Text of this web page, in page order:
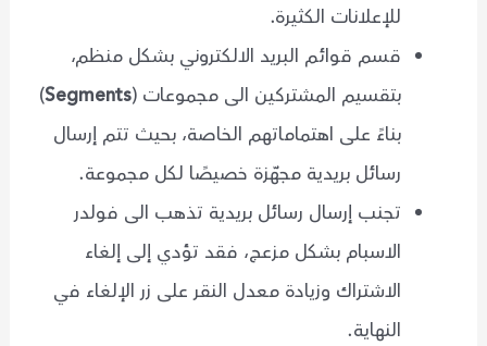
للإعلانات الكثيرة.
قسم قوائم البريد الالكتروني بشكل منظم،
بتقسيم المشتركين الى مجموعات (Segments
)
بناءً على اهتماماتهم الخاصة، بحيث تتم إرسال
رسائل بريدية مجهّزة خصيصًا لكل مجموعة.
تجنب إرسال رسائل بريدية تذهب الى فولدر
الاسبام بشكل مزعج، فقد تؤدي إلى إلغاء
الاشتراك وزيادة معدل النقر على زر الإلغاء في
النهاية.